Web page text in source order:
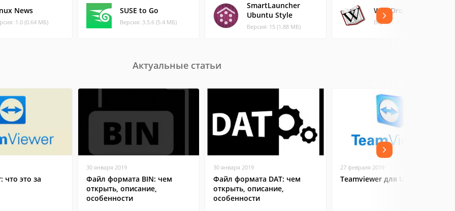
News
1.0 (0.64 МБ)
SUSE to Go
Версия: 3.5.6 (5.4 МБ)
SmartLauncher
Ubuntu Style
Версия: 15 (1.88 МБ)
Wiki Droyd
Версия: 1.4.11 (0.85 МБ)
Актуальные статьи
что это за
30 января 2019
Файл формата BIN: чем
открыть, описание,
особенности
30 января 2019
Файл формата DAT: чем
открыть, описание,
особенности
27 февраля 2019
Teamviewer для Ubuntu